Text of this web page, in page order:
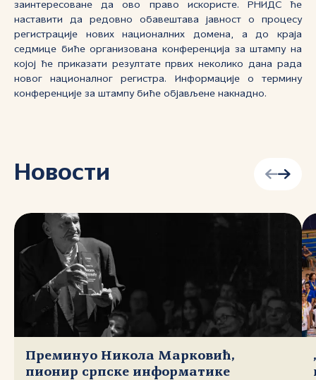
заинтересоване да ово право искористе. РНИДС ће
наставити да редовно обавештава јавност о процесу
регистрације нових националних домена, а до краја
седмице биће организована конференција за штампу на
којој ће приказати резултате првих неколико дана рада
новог националног регистра. Информације о термину
конференције за штампу биће објављене накнадно.
Новости
Преминуо Никола Марковић,
пионир српске информатике